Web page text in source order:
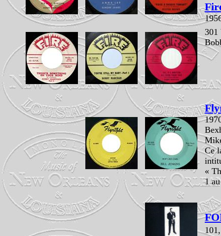
301
Ce
«
1